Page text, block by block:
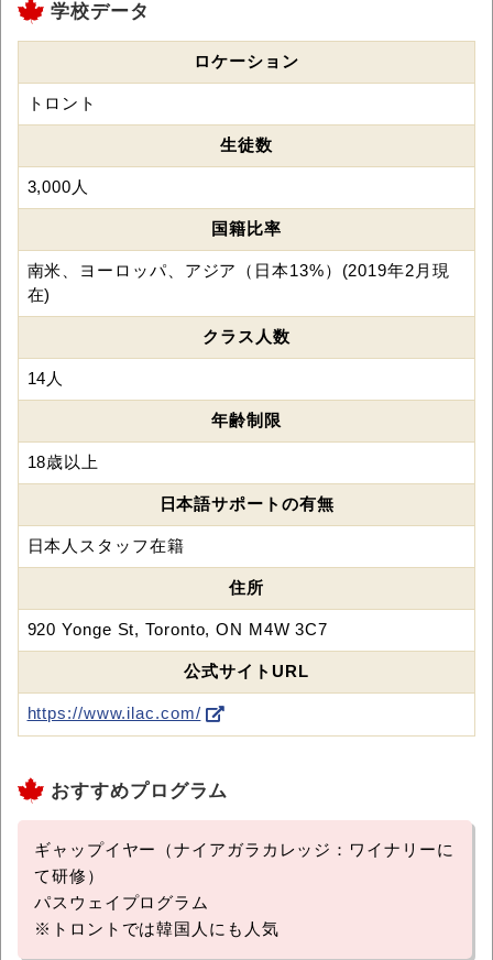
学校データ
ロケーション
トロント
生徒数
3,000人
国籍比率
南米、ヨーロッパ、アジア（日本13%）(2019年2月現
在)
クラス人数
14人
年齢制限
18歳以上
日本語サポートの有無
日本人スタッフ在籍
住所
920 Yonge St, Toronto, ON M4W 3C7
公式サイトURL
https://www.ilac.com/
おすすめプログラム
ギャップイヤー（ナイアガラカレッジ：ワイナリーに
て研修）
パスウェイプログラム
※トロントでは韓国人にも人気